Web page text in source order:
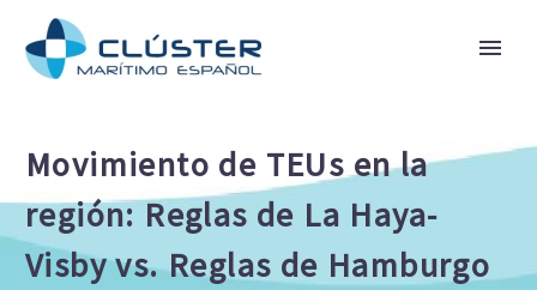
Movimiento de TEUs en la
región: Reglas de La Haya-
Visby vs. Reglas de Hamburgo